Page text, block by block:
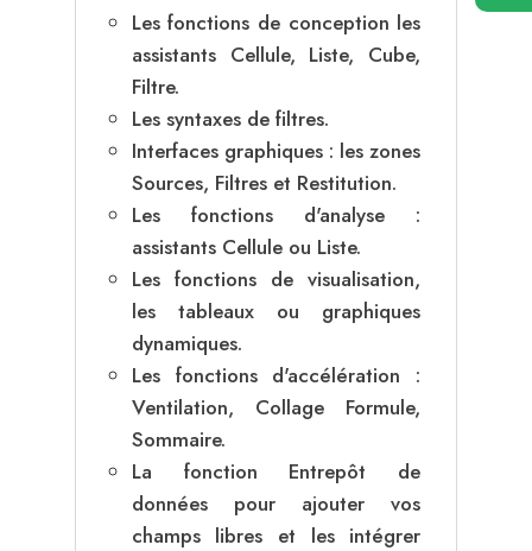
Les fonctions de conception les
assistants Cellule, Liste, Cube,
Filtre.
Les syntaxes de filtres.
Interfaces graphiques : les zones
Sources, Filtres et Restitution.
Les fonctions d'analyse :
assistants Cellule ou Liste.
Les fonctions de visualisation,
les tableaux ou graphiques
dynamiques.
Les fonctions d'accélération :
Ventilation, Collage Formule,
Sommaire.
La fonction Entrepôt de
données pour ajouter vos
champs libres et les intégrer